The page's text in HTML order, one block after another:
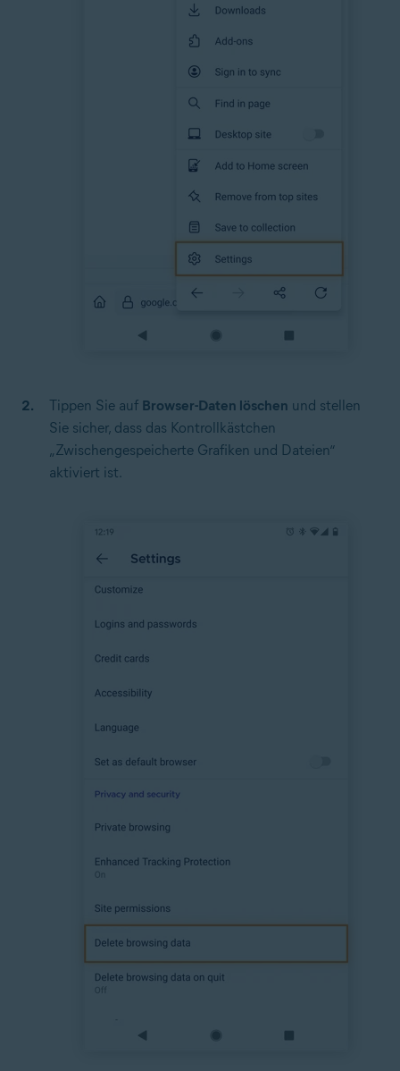
Tippen Sie auf Browser-Daten löschen und stellen
Sie sicher, dass das Kontrollkästchen
„Zwischengespeicherte Grafiken und Dateien“
aktiviert ist.